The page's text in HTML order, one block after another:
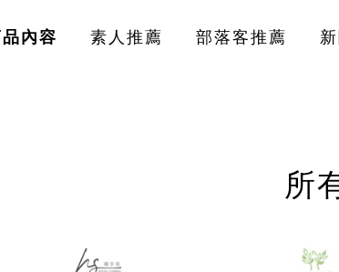
內容 素人推薦 部落客推薦
所